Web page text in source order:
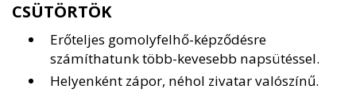
CSÜTÖRTÖK
Erőteljes gomolyfelhő-képződésre
számíthatunk több-kevesebb napsütéssel.
Helyenként zápor, néhol zivatar valószínű.